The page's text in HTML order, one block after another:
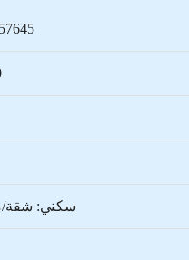
سكني: شقة/